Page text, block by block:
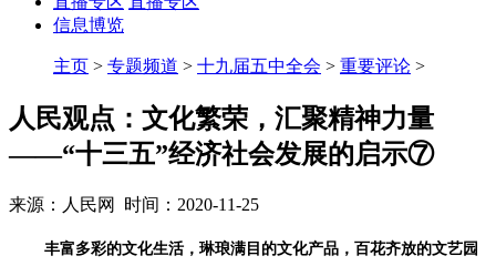
信息博览
主页 > 专题频道 > 十九届五中全会 > 重要评论 >
人民观点：文化繁荣，汇聚精神力量
——“十三五”经济社会发展的启示⑦
来源：人民网 时间：2020-11-25
丰富多彩的文化生活，琳琅满目的文化产品，百花齐放的文艺园